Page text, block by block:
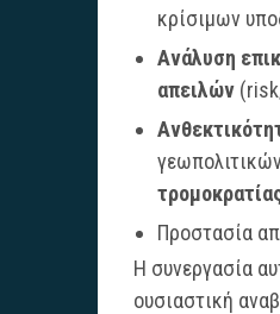
κρίσιμων
Ανάλυση
απειλών
Προστασία
Η συνεργασία
ουσιαστική